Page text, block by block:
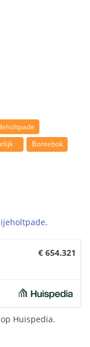
Bontebok
.
€ 654.321
op Huispedia.